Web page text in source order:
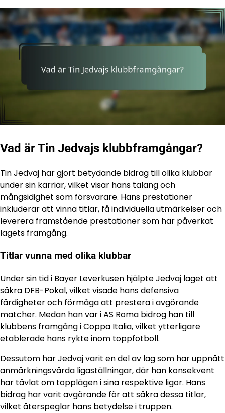
Vad är Tin Jedvajs klubbframgångar?
Tin Jedvaj har gjort betydande bidrag till olika klubbar
under sin karriär, vilket visar hans talang och
mångsidighet som försvarare. Hans prestationer
inkluderar att vinna titlar, få individuella utmärkelser och
leverera framstående prestationer som har påverkat
lagets framgång.
Titlar vunna med olika klubbar
Under sin tid i Bayer Leverkusen hjälpte Jedvaj laget att
säkra DFB-Pokal, vilket visade hans defensiva
färdigheter och förmåga att prestera i avgörande
matcher. Medan han var i AS Roma bidrog han till
klubbens framgång i Coppa Italia, vilket ytterligare
etablerade hans rykte inom toppfotboll.
Dessutom har Jedvaj varit en del av lag som har uppnått
anmärkningsvärda ligaställningar, där han konsekvent
har tävlat om topplägen i sina respektive ligor. Hans
bidrag har varit avgörande för att säkra dessa titlar,
vilket återspeglar hans betydelse i truppen.